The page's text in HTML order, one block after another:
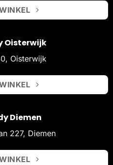
Oisterwijk
Oisterwijk
Diemen
227, Diemen